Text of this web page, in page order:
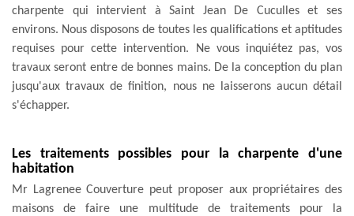
charpente qui intervient à Saint Jean De Cuculles et ses
environs. Nous disposons de toutes les qualifications et aptitudes
requises pour cette intervention. Ne vous inquiétez pas, vos
travaux seront entre de bonnes mains. De la conception du plan
jusqu'aux travaux de finition, nous ne laisserons aucun détail
s'échapper.
Les traitements possibles pour la charpente d'une
habitation
Mr Lagrenee Couverture peut proposer aux propriétaires des
maisons de faire une multitude de traitements pour la